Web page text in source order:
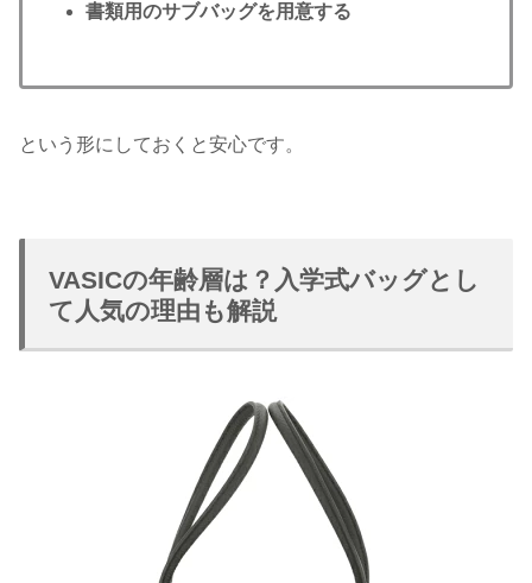
書類用のサブバッグを用意する
という形にしておくと安心です。
VASICの年齢層は？入学式バッグとし
て人気の理由も解説